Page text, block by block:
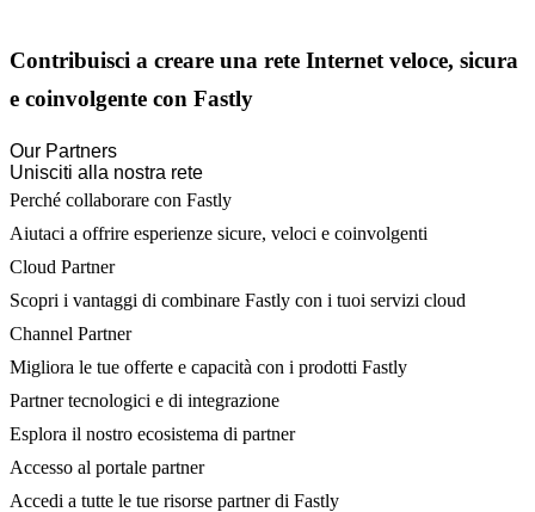
Contribuisci a creare una rete Internet veloce, sicura
e coinvolgente con Fastly
Our Partners
Unisciti alla nostra rete
Perché collaborare con Fastly
Aiutaci a offrire esperienze sicure, veloci e coinvolgenti
Cloud Partner
Scopri i vantaggi di combinare Fastly con i tuoi servizi cloud
Channel Partner
Migliora le tue offerte e capacità con i prodotti Fastly
Partner tecnologici e di integrazione
Esplora il nostro ecosistema di partner
Accesso al portale partner
Accedi a tutte le tue risorse partner di Fastly